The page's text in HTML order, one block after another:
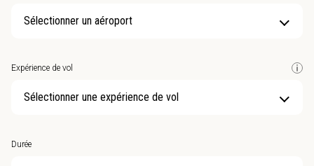
Sélectionner un aéroport
Expérience de vol
Sélectionner une expérience de vol
Durée